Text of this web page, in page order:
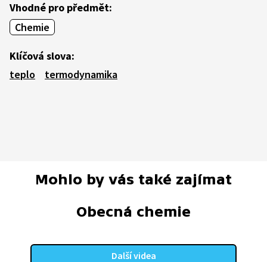
Vhodné pro předmět:
Chemie
Klíčová slova:
teplo
termodynamika
Mohlo by vás také zajímat
Obecná chemie
Další videa